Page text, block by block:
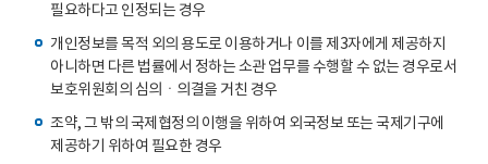
필요하다고 인정되는 경우
개인정보를 목적 외의 용도로 이용하거나 이를 제3자에게 제공하지
아니하면 다른 법률에서 정하는 소관 업무를 수행할 수 없는 경우로서
보호위원회의 심의ㆍ의결을 거친 경우
조약, 그 밖의 국제협정의 이행을 위하여 외국정보 또는 국제기구에
제공하기 위하여 필요한 경우